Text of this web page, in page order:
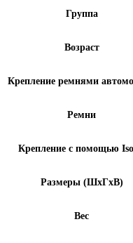
Группа
Возраст
Крепление ремнями
Ремни
Крепление с помощью
Размеры (ШxГxВ)
Вес